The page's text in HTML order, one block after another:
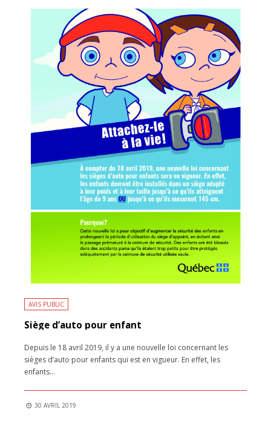
AVIS PUBLIC
Siège d’auto pour enfant
Depuis le 18 avril 2019, il y a une nouvelle loi concernant les
sièges d’auto pour enfants qui est en vigueur. En effet, les
enfants...
30 AVRIL 2019